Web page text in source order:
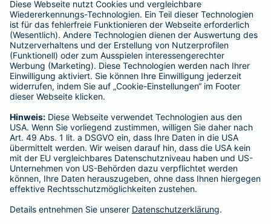
BELIEBTE SEITEN
Kranken-Zusatzversicherung
Tierversicherungen
Haftpflichtversicherung
Hausratversicherung
Adresse ändern
Schaden melden
Kilometerstandsmeldung
Serviceübersicht